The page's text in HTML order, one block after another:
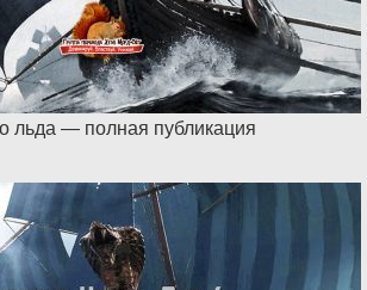
льда — полная публикация